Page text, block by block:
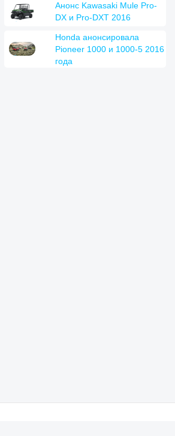
Анонс Kawasaki Mule Pro-
DX и Pro-DXT 2016
Honda анонсировала
Pioneer 1000 и 1000-5 2016
года